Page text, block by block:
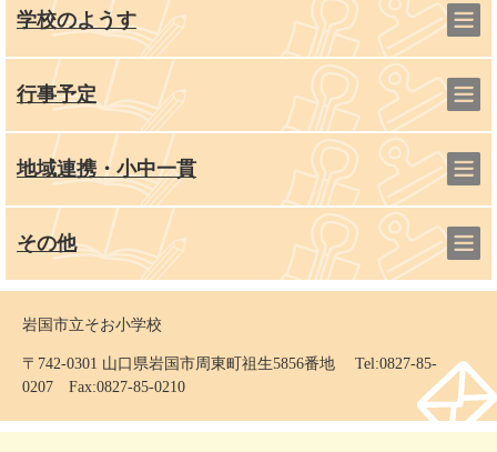
学校のようす
行事予定
地域連携・小中一貫
その他
岩国市立そお小学校
〒742-0301 山口県岩国市周東町祖生5856番地 Tel:0827-85-
0207 Fax:0827-85-0210